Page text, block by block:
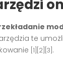
te
[1][2][3] .